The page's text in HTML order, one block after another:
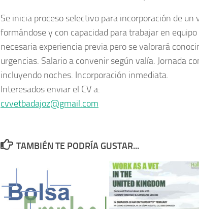
Se inicia proceso selectivo para incorporación de
formándose y con capacidad para trabajar en
necesaria experiencia previa pero se valorará
urgencias. Salario a convenir según valía. Jornada
incluyendo noches. Incorporación inmediata.
Interesados enviar el CV a:
cvvetbadajoz@gmail.com
TAMBIÉN TE PODRÍA GUSTAR...